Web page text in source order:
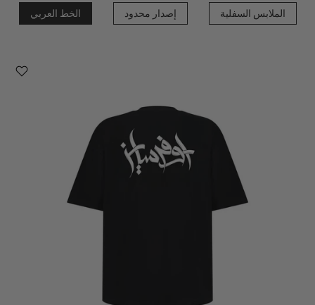
الخط العربي إصدار محدود الملابس السفلية